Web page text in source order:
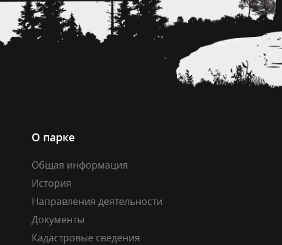
О парке
Общая информация
История
Направления деятельности
Документы
Кадастровые сведения